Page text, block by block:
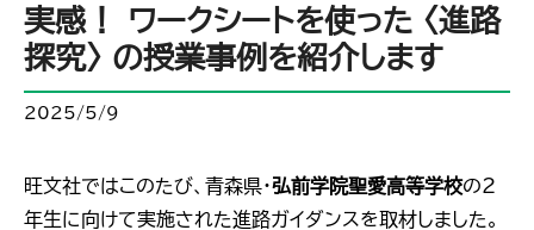
実感！ ワークシートを使った 〈進路
探究〉 の授業事例を紹介します
2025/5/9
旺文社ではこのたび、青森県・弘前学院聖愛高等学校の2
年生に向けて実施された進路ガイダンスを取材しました。